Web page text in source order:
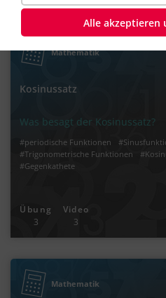
Mathematik
Kosinussatz
Was besagt der Kosinussatz?
#periodische Funktionen
#Trigonometrische Funktionen
#Gegenkathete
Übung
3
Video
3
Mathematik
Alle akzeptieren